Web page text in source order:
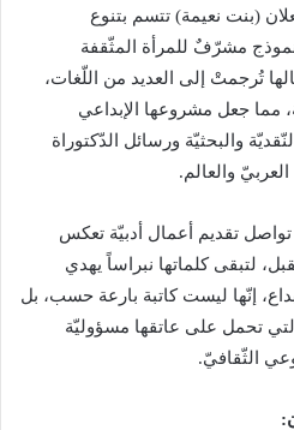
(بنت نعيمة) تتسم بتنوع
نموذج مشرّفٌ للمرأة المثّقفة
تُرجمتْ إلى العديد من اللّغات،
مما جعل مشروعها الإبداعي
والبحثيّة ورسائل الدّكتوراة
والعالم.
تواصل تقديم أعمال أدبيّة تعكس
لتبقى كلماتها نبراساً يهدي
إنّها ليست كاتبة بارعة حسب، بل
تحمل على عاتقها مسؤوليّة
الثّقافيّ.
: